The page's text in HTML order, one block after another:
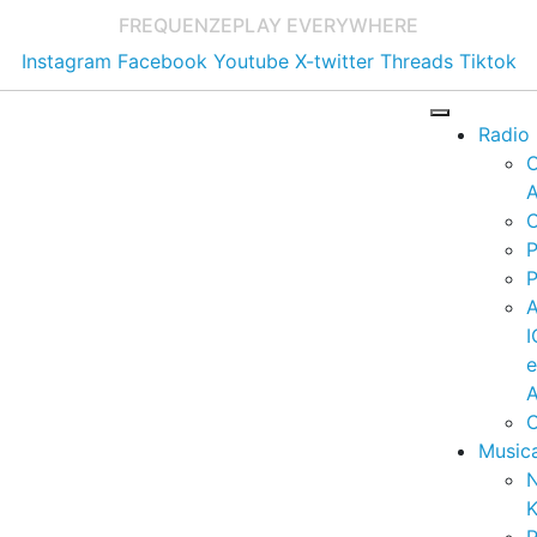
FREQUENZEPLAY EVERYWHERE
Instagram Facebook Youtube X-twitter Threads Tiktok
Radio
e